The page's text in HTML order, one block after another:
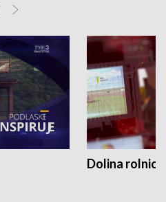
Dolina